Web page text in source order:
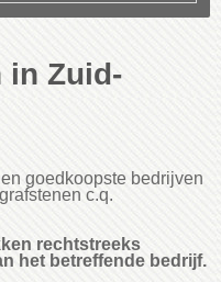
in Zuid-
goedkoopste bedrijven
c.q.
rechtstreeks
het betreffende bedrijf.